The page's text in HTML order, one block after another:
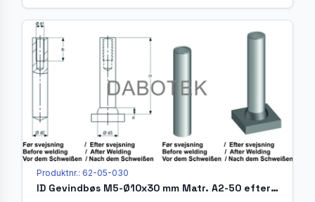
Produktnr.: 62-05-030
ID Gevindbøs M5-Ø10x30 mm Matr. A2-50 efter EN ISO 13918